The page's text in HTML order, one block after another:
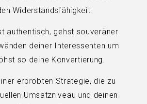
Widerstandsfähigkeit.
authentisch, gehst souveräner
deiner Interessenten um
so deine Konvertierung.
erprobten Strategie, die zu
Umsatzniveau und deinen